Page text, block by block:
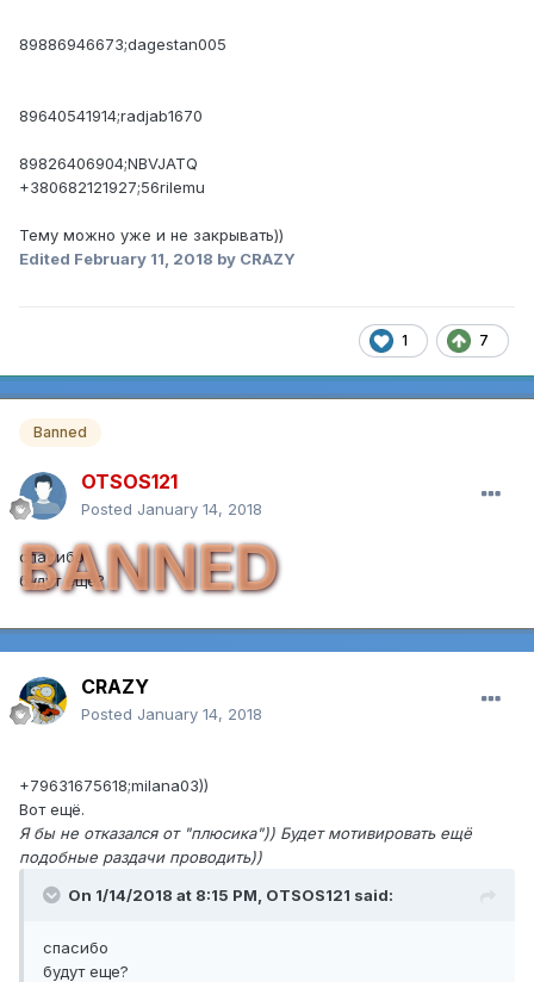
89886946673;dagestan005
89640541914;radjab1670
89826406904;NBVJATQ
+380682121927;56rilemu
Тему можно уже и не закрывать))
Edited February 11, 2018 by CRAZY
1 7
Banned
OTSOS121
Posted January 14, 2018
BANNED
спасибо
будут еще?
CRAZY
Posted January 14, 2018
+79631675618;milana03))
Вот ещё.
Я бы не отказался от "плюсика")) Будет мотивировать ещё
подобные раздачи проводить))
On 1/14/2018 at 8:15 PM, OTSOS121 said:
спасибо
будут еще?